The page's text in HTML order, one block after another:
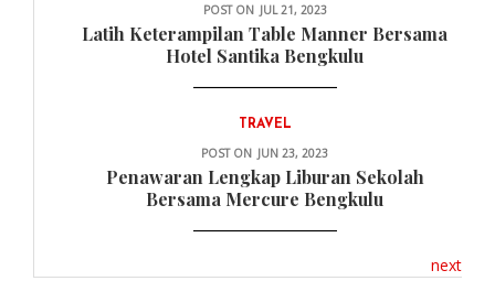
POST ON JUL 21, 2023
Latih Keterampilan Table Manner Bersama
Hotel Santika Bengkulu
TRAVEL
POST ON JUN 23, 2023
Penawaran Lengkap Liburan Sekolah
Bersama Mercure Bengkulu
next